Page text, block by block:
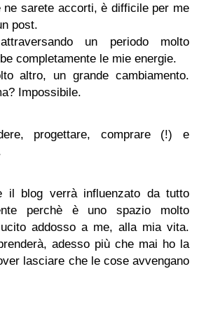
ne sarete accorti, è difficile per me
post.
un periodo molto
completamente le mie energie.
altro, un grande cambiamento.
Impossibile.
progettare, comprare (!) e
il blog verrà influenzato da tutto
perchè è uno spazio molto
addosso a me, alla mia vita.
adesso più che mai ho la
lasciare che le cose avvengano